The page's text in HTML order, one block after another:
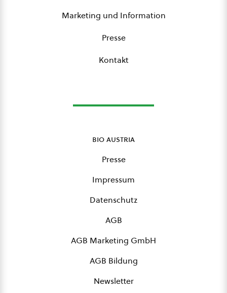
Marketing und Information
Presse
Kontakt
bio austria
Presse
Impressum
Datenschutz
AGB
AGB Marketing GmbH
AGB Bildung
Newsletter